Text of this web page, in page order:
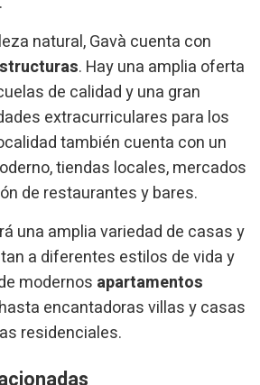
natural, Gavà cuenta con
. Hay una amplia oferta
de calidad y una gran
extracurriculares para los
también cuenta con un
tiendas locales, mercados
de restaurantes y bares.
una amplia variedad de casas y
a diferentes estilos de vida y
modernos apartamentos
hasta encantadoras villas y casas
residenciales.